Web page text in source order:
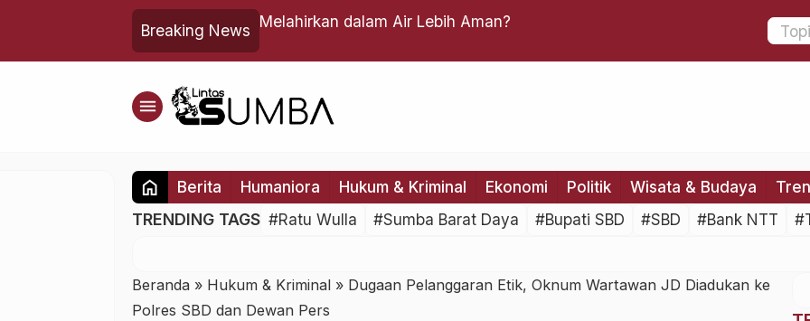
Breaking News Saat Bepe Kehilangan Medali Juara Piala Presiden
menu
home Berita Humaniora Hukum & Kriminal Ekonomi Politik Wisata & Budaya
TRENDING TAGS #Ratu Wulla #Sumba Barat Daya #Bupati SBD #SBD #Bank NTT
Beranda » Hukum & Kriminal » Dugaan Pelanggaran Etik, Oknum Wartawan JD Diadukan ke
Polres SBD dan Dewan Pers